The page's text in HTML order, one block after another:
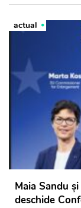
actual
Maia Sandu
deschide